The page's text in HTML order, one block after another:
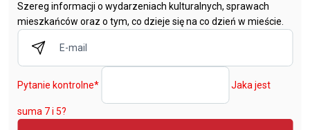
Szereg informacji o wydarzeniach kulturalnych, sprawach
mieszkańców oraz o tym, co dzieje się na co dzień w mieście.
Pytanie kontrolne* Jaka jest
suma 7 i 5?